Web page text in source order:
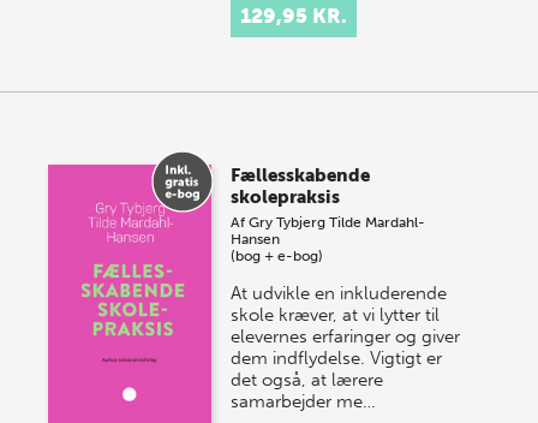
129,95 KR.
Fællesskabende
skolepraksis
AfGry Tybjerg Tilde Mardahl-
Hansen
(bog + e-bog)
At udvikle en inkluderende
skole kræver, at vi lytter til
elevernes erfaringer og giver
dem indflydelse. Vigtigt er
det også, at lærere
samarbejder me…